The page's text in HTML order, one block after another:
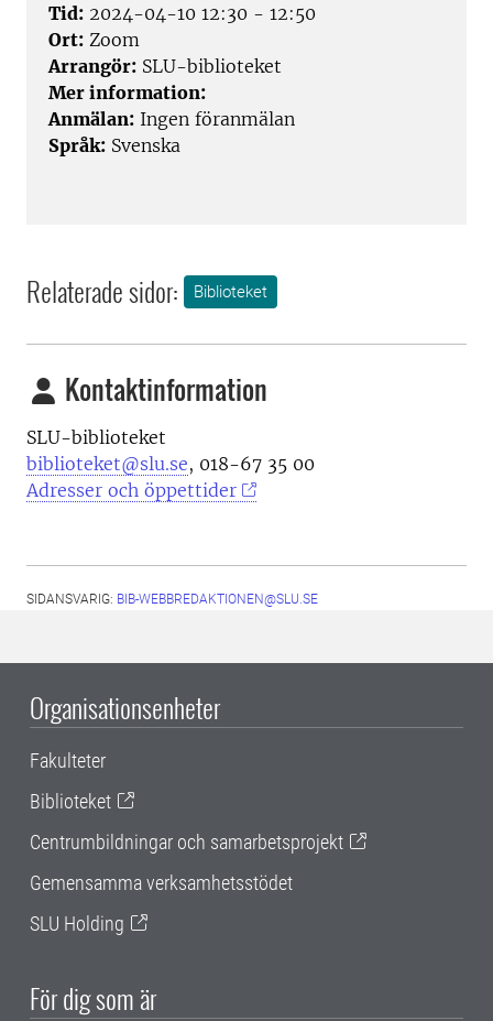
Tid: 2024-04-10 12:30 - 12:50
Ort: Zoom
Arrangör: SLU-biblioteket
Mer information:
Anmälan: Ingen föranmälan
Språk: Svenska
Relaterade sidor: Biblioteket
Kontaktinformation
SLU-biblioteket
biblioteket@slu.se, 018-67 35 00
Adresser och öppettider
SIDANSVARIG: BIB-WEBBREDAKTIONEN@SLU.SE
Organisationsenheter
Fakulteter
Biblioteket
Centrumbildningar och samarbetsprojekt
Gemensamma verksamhetsstödet
SLU Holding
För dig som är